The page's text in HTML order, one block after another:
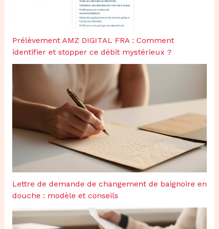
Prélèvement AMZ DIGITAL FRA : Comment
identifier et stopper ce débit mystérieux ?
Lettre de demande de changement de baignoire en
douche : modèle et conseils